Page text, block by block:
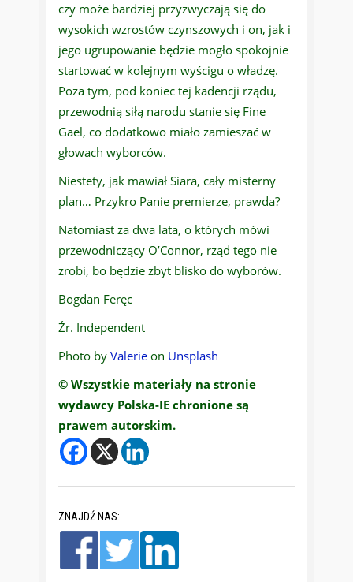
czy może bardziej przyzwyczają się do
wysokich wzrostów czynszowych i on, jak i
jego ugrupowanie będzie mogło spokojnie
startować w kolejnym wyścigu o władzę.
Poza tym, pod koniec tej kadencji rządu,
przewodnią siłą narodu stanie się Fine
Gael, co dodatkowo miało zamieszać w
głowach wyborców.
Niestety, jak mawiał Siara, cały misterny
plan… Przykro Panie premierze, prawda?
Natomiast za dwa lata, o których mówi
przewodniczący O’Connor, rząd tego nie
zrobi, bo będzie zbyt blisko do wyborów.
Bogdan Feręc
Źr. Independent
Photo by Valerie on Unsplash
© Wszystkie materiały na stronie
wydawcy Polska-IE chronione są
prawem autorskim.
ZNAJDŹ NAS: